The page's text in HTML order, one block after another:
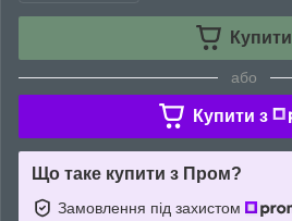
Купити
або
Купити з
Що таке купити з Пром?
Замовлення під захистом